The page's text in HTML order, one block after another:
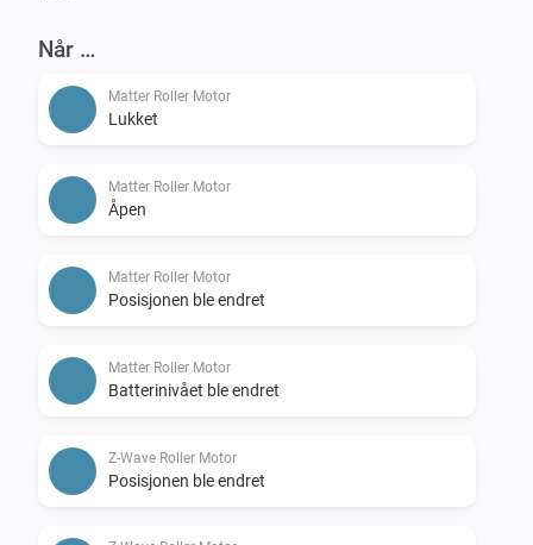
Når …
Matter Roller Motor
Lukket
Matter Roller Motor
Åpen
Matter Roller Motor
Posisjonen ble endret
Matter Roller Motor
Batterinivået ble endret
Z-Wave Roller Motor
Posisjonen ble endret